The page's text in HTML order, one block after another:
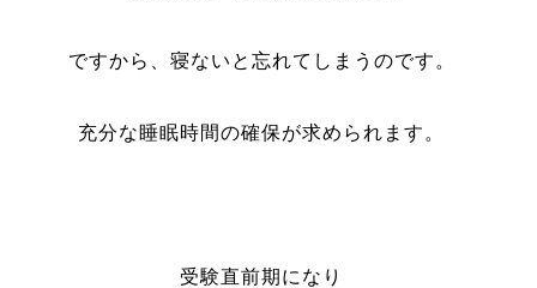
ですから、寝ないと忘れてしまうのです。
充分な睡眠時間の確保が求められます。
受験直前期になり